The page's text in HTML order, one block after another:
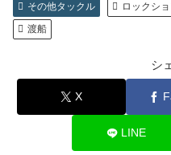
その他タックル ロックシ
渡船
シ
X
LINE